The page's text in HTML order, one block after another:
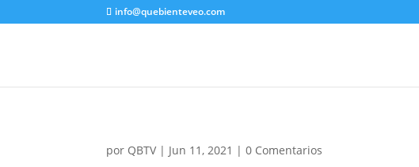
info@quebienteveo.com
por QBTV | Jun 11, 2021 |0 Comentarios